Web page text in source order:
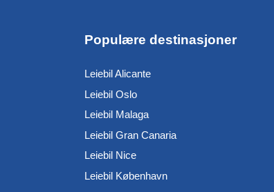
Populære destinasjoner
Leiebil Alicante
Leiebil Oslo
Leiebil Malaga
Leiebil Gran Canaria
Leiebil Nice
Leiebil København